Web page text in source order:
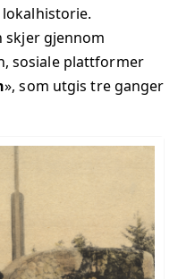
skjer gjennom
sosiale plattformer
», som utgis tre ganger